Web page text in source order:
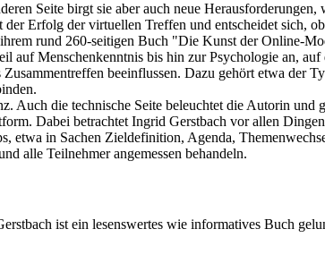
Seite birgt sie aber auch neue Herausforderungen,
Erfolg der virtuellen Treffen und entscheidet sich,
rund 260-seitigen Buch "Die Kunst der Online-
Menschenkenntnis bis hin zur Psychologie an, auf
beeinflussen. Dazu gehört etwa der
Auch die technische Seite beleuchtet die Autorin und
Dabei betrachtet Ingrid Gerstbach vor allen
etwa in Sachen Zieldefinition, Agenda,
alle Teilnehmer angemessen behandeln.
ist ein lesenswertes wie informatives Buch